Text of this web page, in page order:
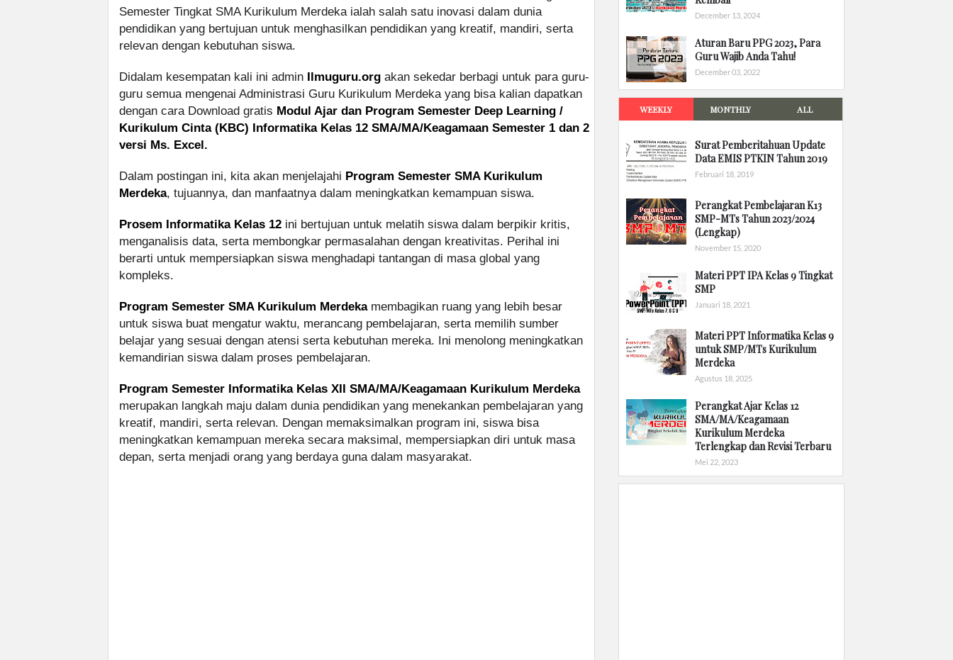
Semester Tingkat SMA Kurikulum Merdeka ialah salah satu inovasi dalam dunia
pendidikan yang bertujuan untuk menghasilkan pendidikan yang kreatif, mandiri, serta
relevan dengan kebutuhan siswa.
Didalam kesempatan kali ini admin Ilmuguru.org akan sekedar berbagi untuk para guru-
guru semua mengenai Administrasi Guru Kurikulum Merdeka yang bisa kalian dapatkan
dengan cara Download gratis Modul Ajar dan Program Semester Deep Learning /
Kurikulum Cinta (KBC) Informatika Kelas 12 SMA/MA/Keagamaan Semester 1 dan 2
versi Ms. Excel.
Dalam postingan ini, kita akan menjelajahi Program Semester SMA Kurikulum
Merdeka, tujuannya, dan manfaatnya dalam meningkatkan kemampuan siswa.
Prosem Informatika Kelas 12 ini bertujuan untuk melatih siswa dalam berpikir kritis,
menganalisis data, serta membongkar permasalahan dengan kreativitas. Perihal ini
berarti untuk mempersiapkan siswa menghadapi tantangan di masa global yang
kompleks.
Program Semester SMA Kurikulum Merdekamembagikan ruang yang lebih besar
untuk siswa buat mengatur waktu, merancang pembelajaran, serta memilih sumber
belajar yang sesuai dengan atensi serta kebutuhan mereka. Ini menolong meningkatkan
kemandirian siswa dalam proses pembelajaran.
Program Semester Informatika Kelas XII SMA/MA/Keagamaan Kurikulum Merdeka
merupakan langkah maju dalam dunia pendidikan yang menekankan pembelajaran yang
kreatif, mandiri, serta relevan. Dengan memaksimalkan program ini, siswa bisa
meningkatkan kemampuan mereka secara maksimal, mempersiapkan diri untuk masa
depan, serta menjadi orang yang berdaya guna dalam masyarakat.
December 13, 2024
Aturan Baru PPG 2023, Para
Guru Wajib Anda Tahu!
December 03, 2022
WEEKLY MONTHLY ALL
Surat Pemberitahuan Update
Data EMIS PTKIN Tahun 2019
Februari 18, 2019
Perangkat Pembelajaran K13
SMP-MTs Tahun 2023/2024
(Lengkap)
November 15, 2020
Materi PPT IPA Kelas 9 Tingkat
SMP
Januari 18, 2021
Materi PPT Informatika Kelas 9
untuk SMP/MTs Kurikulum
Merdeka
Agustus 18, 2025
Perangkat Ajar Kelas 12
SMA/MA/Keagamaan
Kurikulum Merdeka
Terlengkap dan Revisi Terbaru
Mei 22, 2023